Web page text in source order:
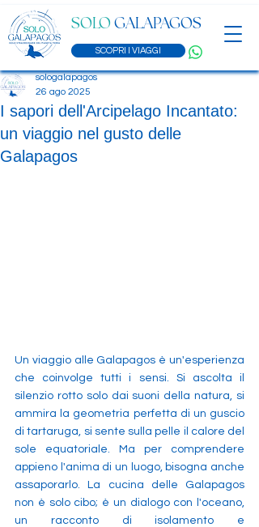
SOLO GALAPAGOS
SCOPRI I VIAGGI
I sapori dell'Arcipelago Incantato:
un viaggio nel gusto delle
Galapagos
sologalapagos
26 ago 2025
Un viaggio alle Galapagos è un'esperienza
che coinvolge tutti i sensi. Si ascolta il
silenzio rotto solo dai suoni della natura, si
ammira la geometria perfetta di un guscio
di tartaruga, si sente sulla pelle il calore del
sole equatoriale. Ma per comprendere
appieno l'anima di un luogo, bisogna anche
assaporarlo. La cucina delle Galapagos
non è solo cibo; è un dialogo con l'oceano,
un racconto di isolamento e